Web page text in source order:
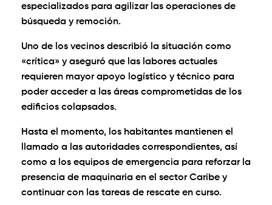
especializados para agilizar las operaciones de
búsqueda y remoción.
Uno de los vecinos describió la situación como
«crítica» y aseguró que las labores actuales
requieren mayor apoyo logístico y técnico para
poder acceder a las áreas comprometidas de los
edificios colapsados.
Hasta el momento, los habitantes mantienen el
llamado a las autoridades correspondientes, así
como a los equipos de emergencia para reforzar la
presencia de maquinaria en el sector Caribe y
continuar con las tareas de rescate en curso.
0:00 / 0:57 1×